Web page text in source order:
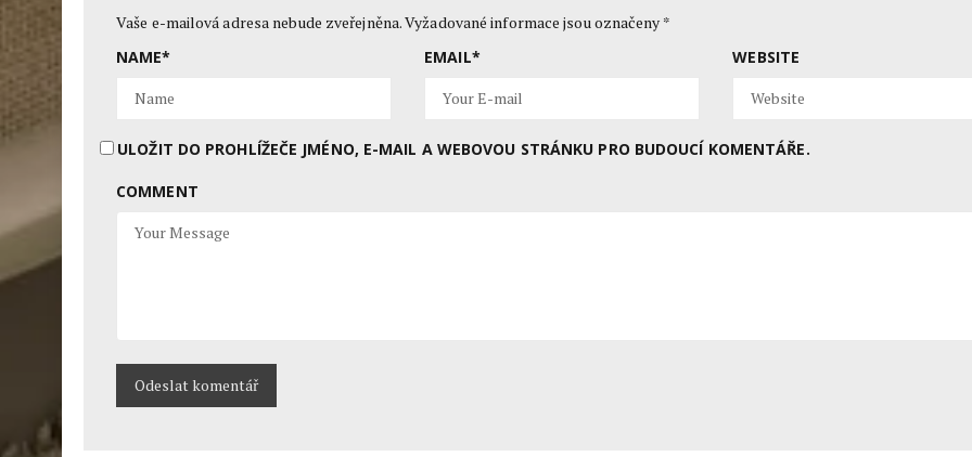
Vaše e-mailová adresa nebude zveřejněna.Vyžadované informace jsou označeny *
NAME* EMAIL* WEBSITE
ULOŽIT DO PROHLÍŽEČE JMÉNO, E-MAIL A WEBOVOU STRÁNKU PRO BUDOUCÍ KOMENTÁŘE.
COMMENT